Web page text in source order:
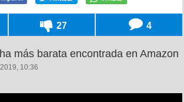
27 4
más barata encontrada en Amazon
10:36